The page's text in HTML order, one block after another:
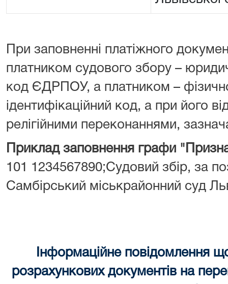
При заповненні платіжного
платником судового збору –
код ЄДРПОУ, а платником –
ідентифікаційний код, а при його
релігійними переконаннями,
Приклад заповнення графи
101 1234567890;Судовий збір, за
Самбірський міськрайонний суд
Інформаційне повідомлення
розрахункових документів на